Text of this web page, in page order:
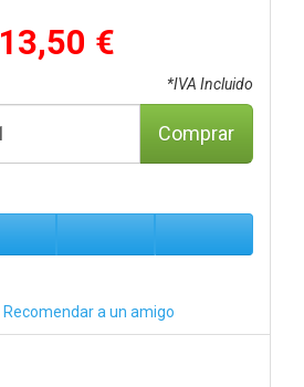
13,50 €
*IVA Incluido
Comprar
Recomendar a un amigo